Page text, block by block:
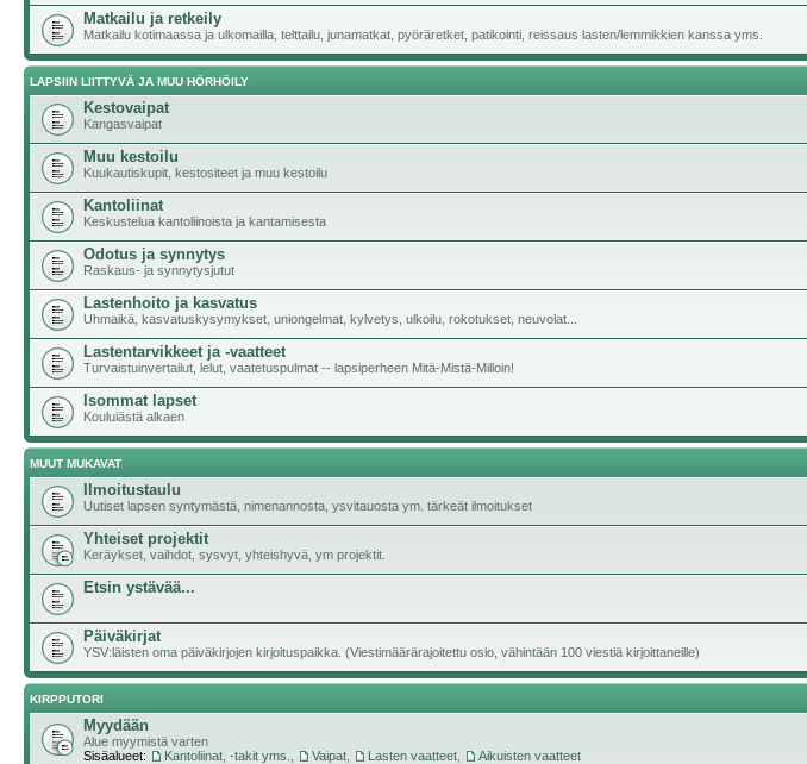
Matkailu ja retkeily
Matkailu kotimaassa ja ulkomailla, telttailu, junamatkat, pyöräretket, patikointi, reissaus lasten/lemmikkien kanssa yms.
LAPSIIN LIITTYVÄ JA MUU HÖRHÖILY
Kestovaipat
Kangasvaipat
Muu kestoilu
Kuukautiskupit, kestositeet ja muu kestoilu
Kantoliinat
Keskustelua kantoliinoista ja kantamisesta
Odotus ja synnytys
Raskaus- ja synnytysjutut
Lastenhoito ja kasvatus
Uhmaikä, kasvatuskysymykset, uniongelmat, kylvetys, ulkoilu, rokotukset, neuvolat...
Lastentarvikkeet ja -vaatteet
Turvaistuinvertailut, lelut, vaatetuspulmat -- lapsiperheen Mitä-Mistä-Milloin!
Isommat lapset
Kouluiästä alkaen
MUUT MUKAVAT
Ilmoitustaulu
Uutiset lapsen syntymästä, nimenannosta, ysvitauosta ym. tärkeät ilmoitukset
Yhteiset projektit
Keräykset, vaihdot, sysvyt, yhteishyvä, ym projektit.
Etsin ystävää...
Päiväkirjat
YSV:läisten oma päiväkirjojen kirjoituspaikka. (Viestimäärärajoitettu osio, vähintään 100 viestiä kirjoittaneille)
KIRPPUTORI
Myydään
Alue myymistä varten
Sisäalueet:
Kantoliinat, -takit yms. Vaipat Lasten vaatteet Aikuisten vaatteet